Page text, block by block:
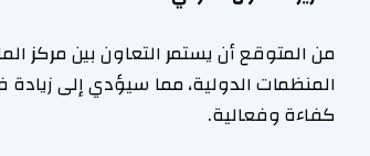
من المتوقع أن يستمر التعاون بين مركز
المنظمات الدولية، مما سيؤدي إلى زيادة
كفاءة وفعالية.